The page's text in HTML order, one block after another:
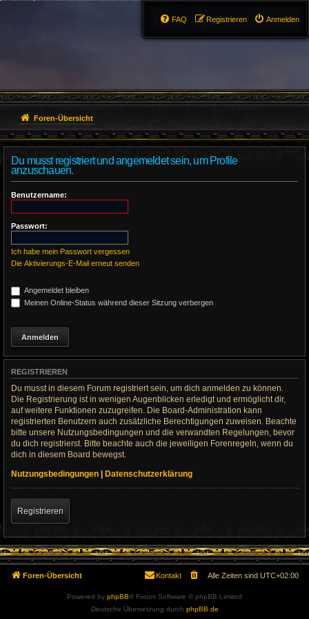
Anmelden
Registrieren
FAQ
Foren-Übersicht
Du musst registriert und angemeldet sein, um Profile
anzuschauen.
Benutzername:
Passwort:
Ich habe mein Passwort vergessen
Die Aktivierungs-E-Mail erneut senden
Angemeldet bleiben
Meinen Online-Status während dieser Sitzung verbergen
REGISTRIEREN
Du musst in diesem Forum registriert sein, um dich anmelden zu können.
Die Registrierung ist in wenigen Augenblicken erledigt und ermöglicht dir,
auf weitere Funktionen zuzugreifen. Die Board-Administration kann
registrierten Benutzern auch zusätzliche Berechtigungen zuweisen. Beachte
bitte unsere Nutzungsbedingungen und die verwandten Regelungen, bevor
du dich registrierst. Bitte beachte auch die jeweiligen Forenregeln, wenn du
dich in diesem Board bewegst.
Nutzungsbedingungen | Datenschutzerklärung
Registrieren
Foren-Übersicht Alle Zeiten sind UTC+02:00
Kontakt
Powered by phpBB® Forum Software © phpBB Limited
Deutsche Übersetzung durch phpBB.de